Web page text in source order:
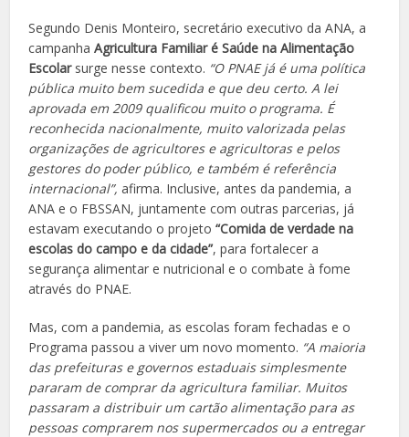
Segundo Denis Monteiro, secretário executivo da ANA, a
campanhaAgricultura Familiar é Saúde na Alimentação
Escolar surge nesse contexto. “O PNAE já é uma política
pública muito bem sucedida e que deu certo. A lei
aprovada em 2009 qualificou muito o programa. É
reconhecida nacionalmente, muito valorizada pelas
organizações de agricultores e agricultoras e pelos
gestores do poder público, e também é referência
internacional”, afirma. Inclusive, antes da pandemia, a
ANA e o FBSSAN, juntamente com outras parcerias, já
estavam executando o projeto“Comida de verdade na
escolas do campo e da cidade”, para fortalecer a
segurança alimentar e nutricional e o combate à fome
através do PNAE.
Mas, com a pandemia, as escolas foram fechadas e o
Programa passou a viver um novo momento. “A maioria
das prefeituras e governos estaduais simplesmente
pararam de comprar da agricultura familiar. Muitos
passaram a distribuir um cartão alimentação para as
pessoas comprarem nos supermercados ou a entregar